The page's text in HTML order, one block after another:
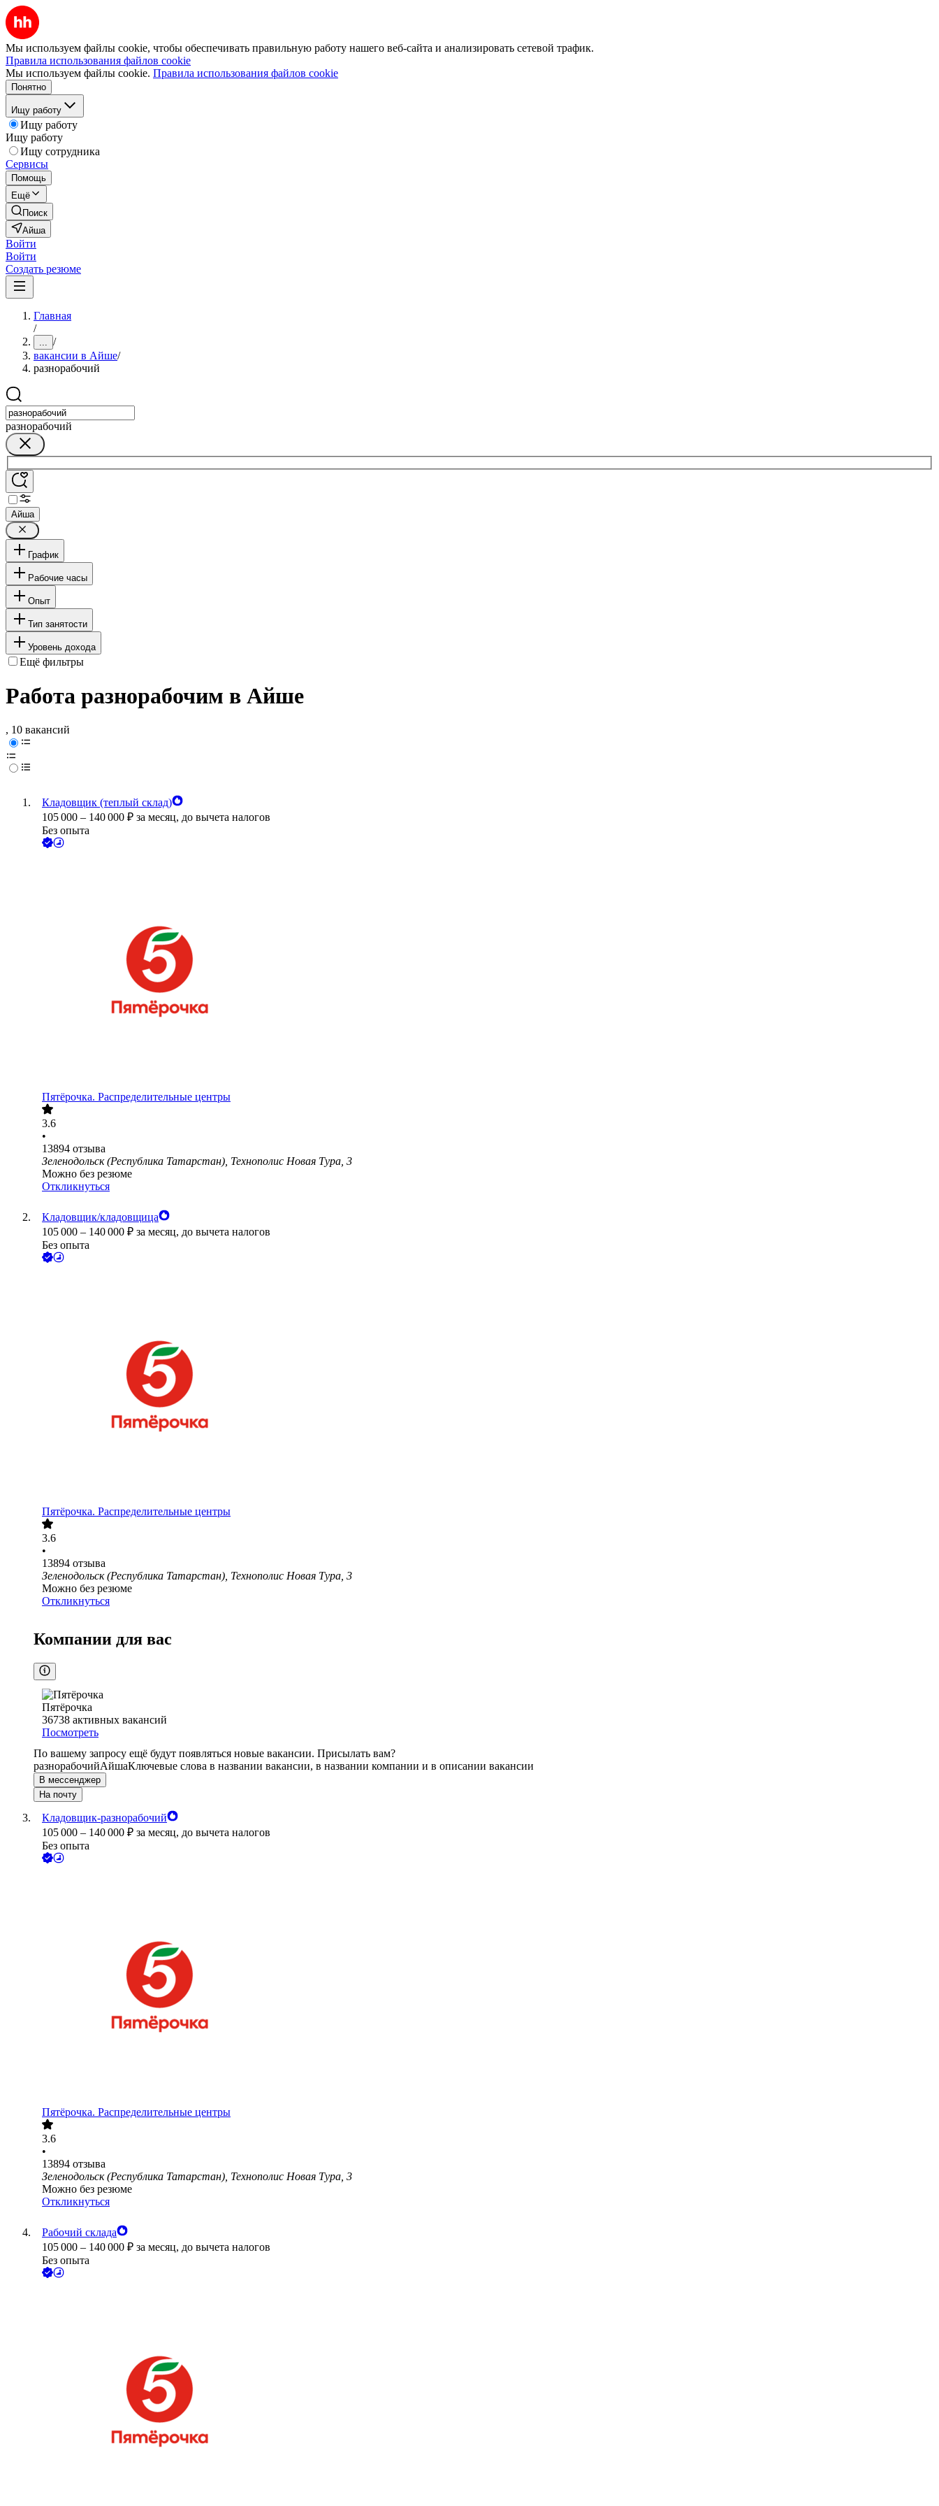
Мы используем файлы cookie, чтобы обеспечивать правильную работу нашего веб-сайта и анализировать сетевой трафик.
Правила использования файлов cookie
Мы используем файлы cookie. Правила использования файлов cookie
Понятно
Ищу работу
Ищу работу
Ищу работу
Ищу сотрудника
Сервисы
Помощь
Ещё
Поиск
Айша
Войти
Войти
Создать резюме
Главная
/
... /
вакансии в Айше/
разнорабочий
разнорабочий
Айша
График
Рабочие часы
Опыт
Тип занятости
Уровень дохода
Ещё фильтры
Работа разнорабочим в Айше
, 10 вакансий
Кладовщик (теплый склад)
105 000 – 140 000 ₽ за месяц, до вычета налогов
Без опыта
Пятёрочка. Распределительные центры
3.6
•
13894 отзыва
Зеленодольск (Республика Татарстан), Технополис Новая Тура, 3
Можно без резюме
Откликнуться
Кладовщик/кладовщица
105 000 – 140 000 ₽ за месяц, до вычета налогов
Без опыта
Пятёрочка. Распределительные центры
3.6
•
13894 отзыва
Зеленодольск (Республика Татарстан), Технополис Новая Тура, 3
Можно без резюме
Откликнуться
Компании для вас
Пятёрочка
36738 активных вакансий
Посмотреть
По вашему запросу ещё будут появляться новые вакансии. Присылать вам?
разнорабочийАйшаКлючевые слова в названии вакансии, в названии компании и в описании вакансии
В мессенджер
На почту
Кладовщик-разнорабочий
105 000 – 140 000 ₽ за месяц, до вычета налогов
Без опыта
Пятёрочка. Распределительные центры
3.6
•
13894 отзыва
Зеленодольск (Республика Татарстан), Технополис Новая Тура, 3
Можно без резюме
Откликнуться
Рабочий склада
105 000 – 140 000 ₽ за месяц, до вычета налогов
Без опыта